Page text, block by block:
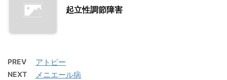
起立性調節障害
PREV アトピー
NEXT メニエール病